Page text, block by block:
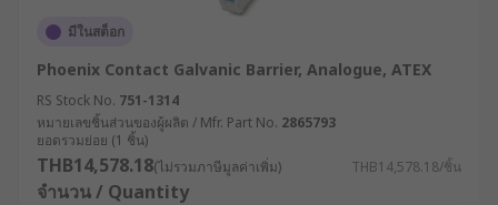
มีในสต็อก
Phoenix Contact Galvanic Barrier, Analogue, ATEX
RS Stock No. 751-1314
หมายเลขชิ้นส่วนของผู้ผลิต / Mfr. Part No. 2865793
ยอดรวมย่อย (1 ชิ้น)
THB14,578.18(ไม่รวมภาษีมูลค่าเพิ่ม) THB14,578.18/ชิ้น
จำนวน / Quantity